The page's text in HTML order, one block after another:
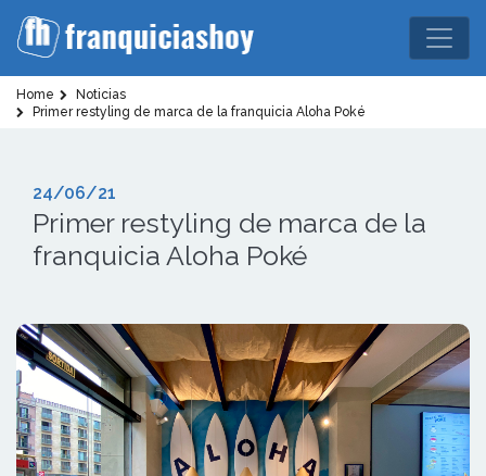
Home
Noticias
Primer restyling de marca de la franquicia Aloha Poké
24/06/21
Primer restyling de marca de la
franquicia Aloha Poké